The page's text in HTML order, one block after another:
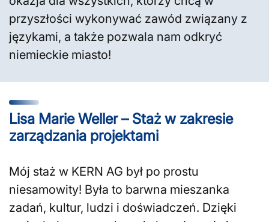
przyszłości wykonywać zawód związany z
językami, a także pozwala nam odkryć
niemieckie miasto!
Lisa Marie Weller – Staż w zakresie
zarządzania projektami
Mój staż w KERN AG był po prostu
niesamowity! Była to barwna mieszanka
zadań, kultur, ludzi i doświadczeń. Dzięki